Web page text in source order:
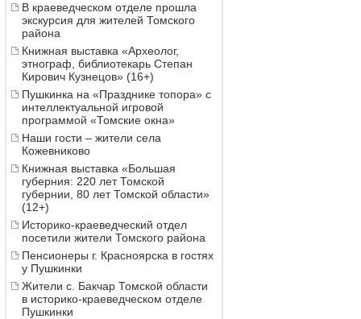
В краеведческом отделе прошла
экскурсия для жителей Томского
района
Книжная выставка «Археолог,
этнограф, библиотекарь Степан
Кирович Кузнецов» (16+)
Пушкинка на «Празднике топора» с
интеллектуальной игровой
программой «Томские окна»
Наши гости – жители села
Кожевниково
Книжная выставка «Большая
губерния: 220 лет Томской
губернии, 80 лет Томской области»
(12+)
Историко-краеведческий отдел
посетили жители Томского района
Пенсионеры г. Красноярска в гостях
у Пушкинки
Жители с. Бакчар Томской области
в историко-краеведческом отделе
Пушкинки